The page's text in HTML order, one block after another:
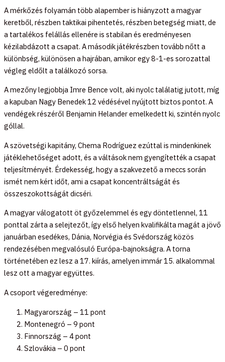
A mérkőzés folyamán több alapember is hiányzott a magyar
keretből, részben taktikai pihentetés, részben betegség miatt, de
a tartalékos felállás ellenére is stabilan és eredményesen
kézilabdázott a csapat. A második játékrészben tovább nőtt a
különbség, különösen a hajrában, amikor egy 8-1-es sorozattal
végleg eldőlt a találkozó sorsa.
A mezőny legjobbja Imre Bence volt, aki nyolc találatig jutott, míg
a kapuban Nagy Benedek 12 védésével nyújtott biztos pontot. A
vendégek részéről Benjamin Helander emelkedett ki, szintén nyolc
góllal.
A szövetségi kapitány, Chema Rodríguez ezúttal is mindenkinek
játéklehetőséget adott, és a váltások nem gyengítették a csapat
teljesítményét. Érdekesség, hogy a szakvezető a meccs során
ismét nem kért időt, ami a csapat koncentráltságát és
összeszokottságát dicséri.
A magyar válogatott öt győzelemmel és egy döntetlennel, 11
ponttal zárta a selejtezőt, így első helyen kvalifikálta magát a jövő
januárban esedékes, Dánia, Norvégia és Svédország közös
rendezésében megvalósuló Európa-bajnokságra. A torna
történetében ez lesz a 17. kiírás, amelyen immár 15. alkalommal
lesz ott a magyar együttes.
A csoport végeredménye:
Magyarország – 11 pont
Montenegró – 9 pont
Finnország – 4 pont
Szlovákia – 0 pont